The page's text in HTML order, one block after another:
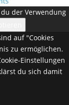
der Verwendung
auf "Cookies
zu ermöglichen.
Einstellungen
du sich damit